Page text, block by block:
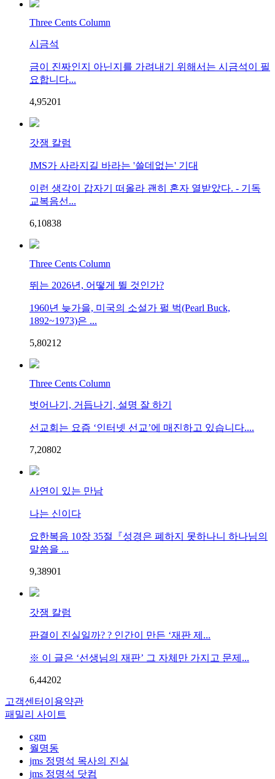
Three Cents Column
시금석
금이 진짜인지 아닌지를 가려내기 위해서는 시금석이 필
요합니다...
4,95201
갓잼 칼럼
JMS가 사라지길 바라는 '쓸데없는' 기대
이런 생각이 갑자기 떠올라 괜히 혼자 열받았다. - 기독
교복음선...
6,10838
Three Cents Column
뛰는 2026년, 어떻게 뛸 것인가?
1960년 늦가을, 미국의 소설가 펄 벅(Pearl Buck,
1892~1973)은 ...
5,8021 2
Three Cents Column
벗어나기, 거듭나기, 설명 잘 하기
선교회는 요즘 ‘인터넷 선교’에 매진하고 있습니다....
7,20802
사연이 있는 만남
나는 신이다
요한복음 10장 35절『성경은 폐하지 못하나니 하나님의
말씀을 ...
9,38901
갓잼 칼럼
판결이 진실일까? ? 인간이 만든 ‘재판 제...
※ 이 글은 ‘선생님의 재판’ 그 자체만 가지고 문제...
6,44202
고객센터 이용약관
패밀리 사이트
cgm
월명동
jms 정명석 목사의 진실
jms 정명석 닷컴